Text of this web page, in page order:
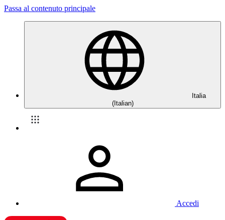
Passa al contenuto principale
Italia
(Italian)
Accedi